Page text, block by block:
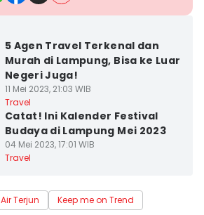
5 Agen Travel Terkenal dan
Murah di Lampung, Bisa ke Luar
Negeri Juga!
11 Mei 2023, 21:03 WIB
Travel
Catat! Ini Kalender Festival
Budaya di Lampung Mei 2023
04 Mei 2023, 17:01 WIB
Travel
Air Terjun Keep me on Trend